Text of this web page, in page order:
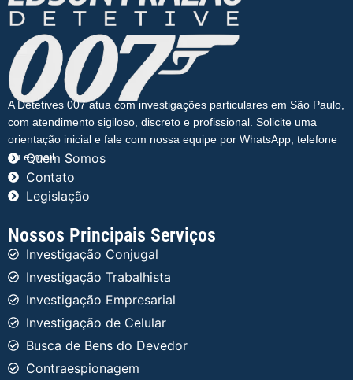
A Detetives 007 atua com investigações particulares em São Paulo,
com atendimento sigiloso, discreto e profissional. Solicite uma
orientação inicial e fale com nossa equipe por WhatsApp, telefone
ou e-mail.
Quem Somos
Contato
Legislação
Nossos Principais Serviços
Investigação Conjugal
Investigação Trabalhista
Investigação Empresarial
Investigação de Celular
Busca de Bens do Devedor
Contraespionagem